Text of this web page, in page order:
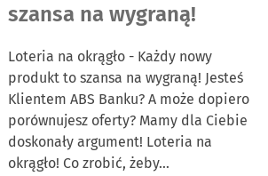
szansa na wygraną!
Loteria na okrągło - Każdy nowy
produkt to szansa na wygraną! Jesteś
Klientem ABS Banku? A może dopiero
porównujesz oferty? Mamy dla Ciebie
doskonały argument! Loteria na
okrągło! Co zrobić, żeby…